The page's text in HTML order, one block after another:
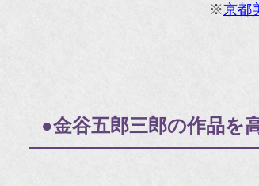
※京都
●金谷五郎三郎の作品を